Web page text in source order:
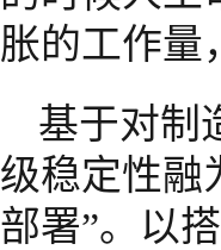
胀的工作量
基于对制
级稳定性融
部署”。以